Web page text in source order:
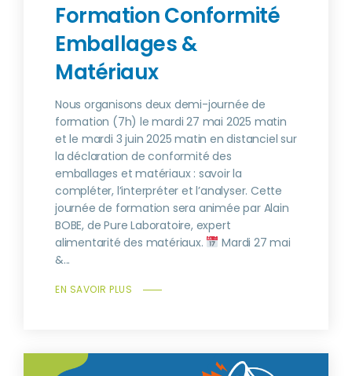
Formation Conformité
Emballages &
Matériaux
Nous organisons deux demi-journée de
formation (7h) le mardi 27 mai 2025 matin
et le mardi 3 juin 2025 matin en distanciel sur
la déclaration de conformité des
emballages et matériaux : savoir la
compléter, l’interpréter et l’analyser. Cette
journée de formation sera animée par Alain
BOBE, de Pure Laboratoire, expert
alimentarité des matériaux.
Mardi 27 mai
&...
EN SAVOIR PLUS